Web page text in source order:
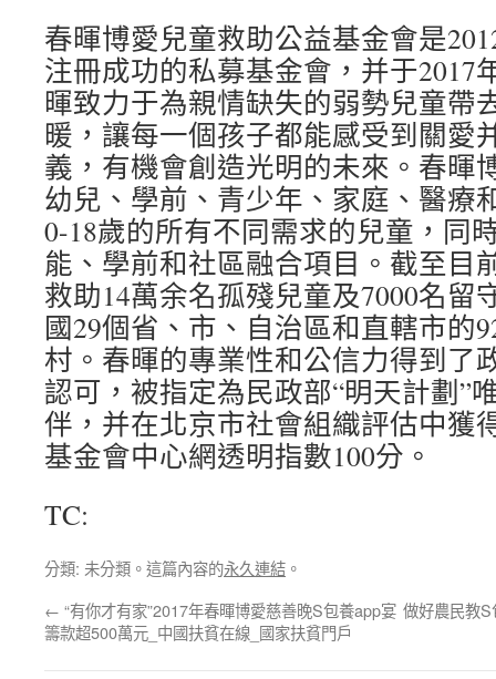
春暉博愛兒童救助公益基金會是
注冊成功的私募基金會，并于2017
暉致力于為親情缺失的弱勢兒童帶
暖，讓每一個孩子都能感受到關愛
義，有機會創造光明的未來。春暉
幼兒、學前、青少年、家庭、醫療
0-18歲的所有不同需求的兒童，同
能、學前和社區融合項目。截至目
救助14萬余名孤殘兒童及7000名留
國29個省、市、自治區和直轄市的
村。春暉的專業性和公信力得到了
認可，被指定為民政部“明天計劃”
伴，并在北京市社會組織評估中獲
基金會中心網透明指數100分。
TC:
分類: 未分類。這篇內容的永久連結 。
← “有你才有家”2017年春暉博愛慈善晚S包養app宴
籌款超500萬元_中國扶貧在線_國家扶貧門戶
做好農民教